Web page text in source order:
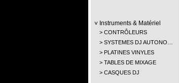
Instruments & Matériel
CONTRÔLEURS
SYSTEMES DJ AUTONO…
PLATINES VINYLES
TABLES DE MIXAGE
CASQUES DJ